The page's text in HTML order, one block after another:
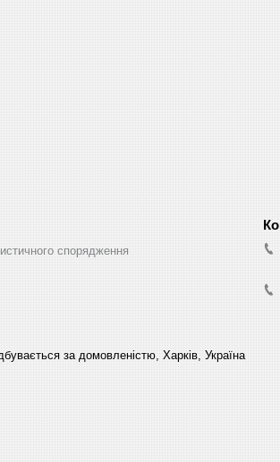
спорядження
за домовленістю, Харків, Україна